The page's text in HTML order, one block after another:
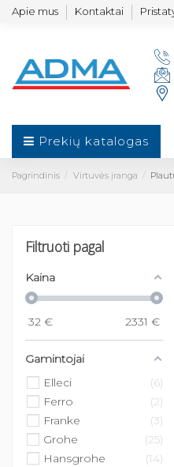
Apie mus Kontaktai
Prekių katalogas
Pagrindinis Virtuvės įranga
Filtruoti pagal
Kaina
32 € 2331 €
Gamintojai
Elleci
6
Ferro
2
Franke
3
Grohe
25
Hansgrohe
14